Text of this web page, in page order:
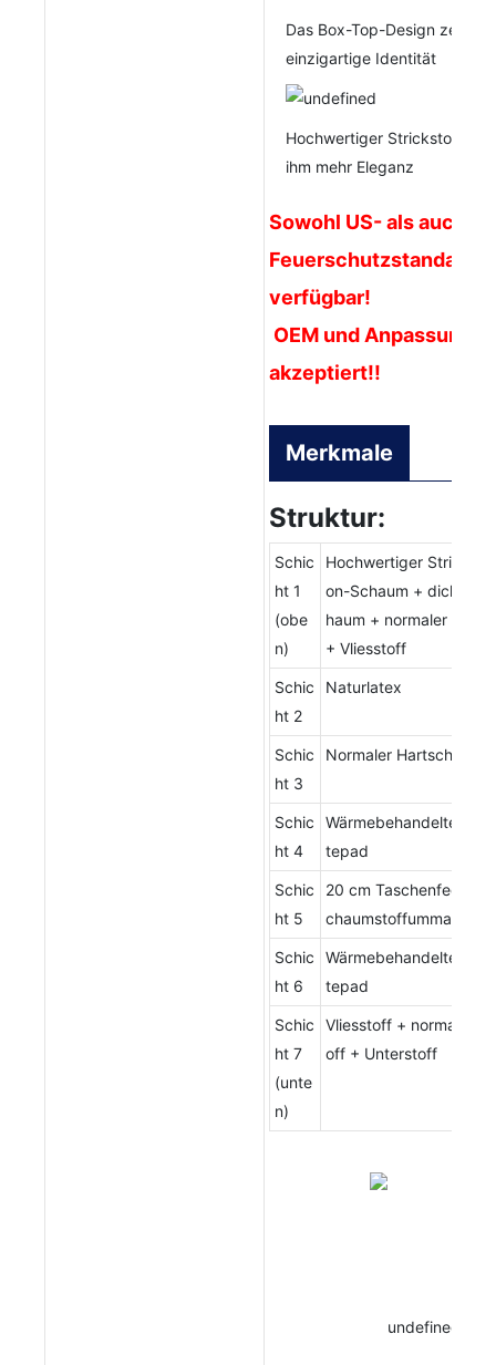
Das Box-Top-Design zeigt
einzigartige Identität
Hochwertiger Strickstoff
ihm mehr Eleganz
Sowohl US- als auch
Feuerschutzstandards
verfügbar!
OEM und Anpassung
akzeptiert!!
Merkmale
Struktur:
Schic
ht 1
(obe
n)
Hochwertiger
on-Schaum + dicker
haum + normaler
+ Vliesstoff
Schic
ht 2
Naturlatex
Schic
ht 3
Normaler Hartschaum
Schic
ht 4
Wärmebehandeltes
tepad
Schic
ht 5
20 cm
Schic
ht 6
Wärmebehandeltes
tepad
Schic
ht 7
(unte
n)
Vliesstoff + normaler
off + Unterstoff